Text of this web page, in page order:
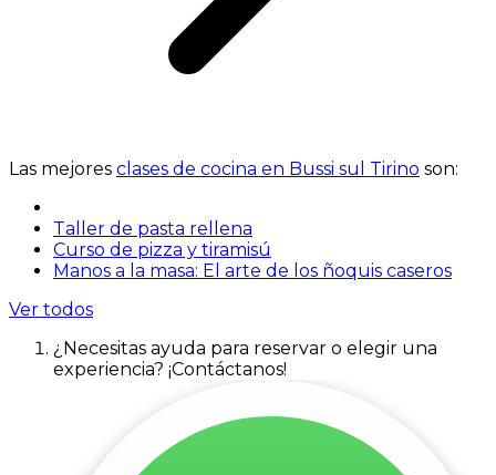
Las mejores clases de cocina en Bussi sul Tirino son:
Taller de pasta rellena
Curso de pizza y tiramisú
Manos a la masa: El arte de los ñoquis caseros
Ver todos
¿Necesitas ayuda para reservar o elegir una
experiencia? ¡Contáctanos!